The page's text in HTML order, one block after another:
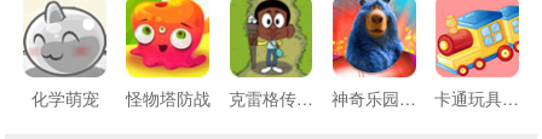
化学萌宠 怪物塔防战 克雷格传奇审判 神奇乐园记忆过山车 卡通玩具拼图